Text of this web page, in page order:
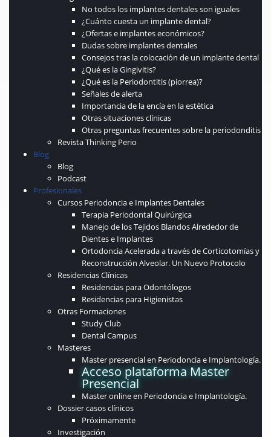
No todos los implantes dentales son iguales
¿Cuánto cuesta un implante dental?
¿Ofertas e implantes económicos?
Dudas sobre implantes dentales
Consejos tras la colocación de un implante dental
¿Qué es la Gingivitis?
¿Qué es la Periodontitis (piorrea)?
Señales de alerta
Importancia de la encía en la estética
Otras situaciones clínicas
Otras preguntas frecuentes sobre la periodonditis
Revista Thinking Perio
Blog
Blog
Podcast
Profesionales
Cursos Periodoncia e Implantes Dentales
Terapia Periodontal Quirúrgica
Manejo de los Tejidos Blandos Alrededor de
Dientes e Implantes
Ortodoncia Acelerada a través de Corticotomías y
Reconstrucción Alveolar. Un Nuevo Protocolo
Residencias Clínicas
Residencias para Odontólogos
Residencias para Higienistas
Otras Formaciones
Study Club
Dental Campus
Masteres
Master presencial en Periodoncia e Implantología.
Acceso plataforma Master
Presencial
Master online en Periodoncia e Implantología.
Dossier casos clínicos
Próximamente
Investigación